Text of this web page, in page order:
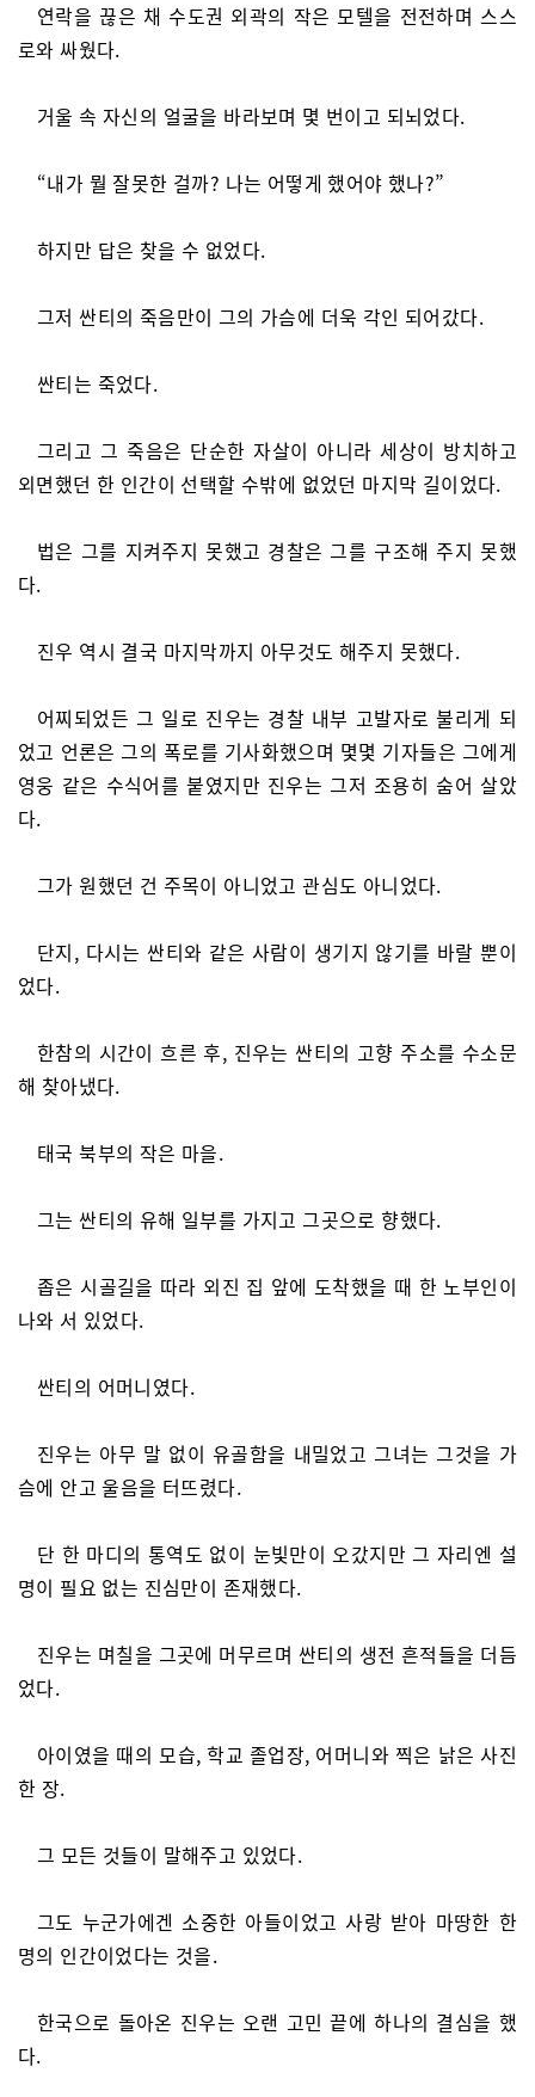
연락을 끊은 채 수도권 외곽의 작은 모텔을 전전하며 스스
로와 싸웠다.
거울 속 자신의 얼굴을 바라보며 몇 번이고 되뇌었다.
“내가 뭘 잘못한 걸까? 나는 어떻게 했어야 했나?”
하지만 답은 찾을 수 없었다.
그저 싼티의 죽음만이 그의 가슴에 더욱 각인 되어갔다.
싼티는 죽었다.
그리고 그 죽음은 단순한 자살이 아니라 세상이 방치하고
외면했던 한 인간이 선택할 수밖에 없었던 마지막 길이었다.
법은 그를 지켜주지 못했고 경찰은 그를 구조해 주지 못했
다.
진우 역시 결국 마지막까지 아무것도 해주지 못했다.
어찌되었든 그 일로 진우는 경찰 내부 고발자로 불리게 되
었고 언론은 그의 폭로를 기사화했으며 몇몇 기자들은 그에게
영웅 같은 수식어를 붙였지만 진우는 그저 조용히 숨어 살았
다.
그가 원했던 건 주목이 아니었고 관심도 아니었다.
단지, 다시는 싼티와 같은 사람이 생기지 않기를 바랄 뿐이
었다.
한참의 시간이 흐른 후, 진우는 싼티의 고향 주소를 수소문
해 찾아냈다.
태국 북부의 작은 마을.
그는 싼티의 유해 일부를 가지고 그곳으로 향했다.
좁은 시골길을 따라 외진 집 앞에 도착했을 때 한 노부인이
나와 서 있었다.
싼티의 어머니였다.
진우는 아무 말 없이 유골함을 내밀었고 그녀는 그것을 가
슴에 안고 울음을 터뜨렸다.
단 한 마디의 통역도 없이 눈빛만이 오갔지만 그 자리엔 설
명이 필요 없는 진심만이 존재했다.
진우는 며칠을 그곳에 머무르며 싼티의 생전 흔적들을 더듬
었다.
아이였을 때의 모습, 학교 졸업장, 어머니와 찍은 낡은 사진
한 장.
그 모든 것들이 말해주고 있었다.
그도 누군가에겐 소중한 아들이었고 사랑 받아 마땅한 한
명의 인간이었다는 것을.
한국으로 돌아온 진우는 오랜 고민 끝에 하나의 결심을 했
다.